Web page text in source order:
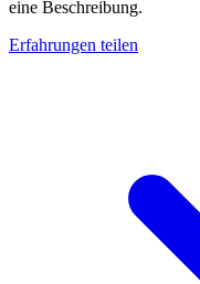
eine Beschreibung.
Erfahrungen teilen